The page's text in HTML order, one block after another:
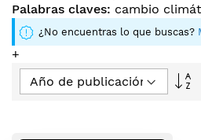
Palabras claves: cambio
¿No encuentras lo que buscas?
+